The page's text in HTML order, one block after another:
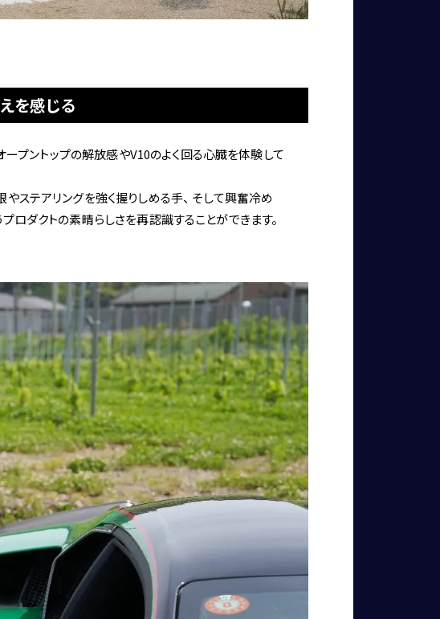
を感じる
ープントップの解放感やV10のよく回る心臓を体験して
ステアリングを強く握りしめる手、 そして興奮冷め
ロダクトの素晴らしさを再認識することができます。